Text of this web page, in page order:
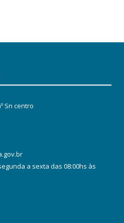
Sn centro
a sexta das 08:00hs às